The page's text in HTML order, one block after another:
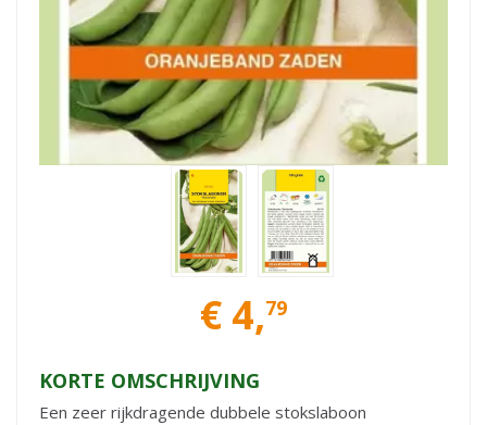
€ 4,79
KORTE OMSCHRIJVING
Een zeer rijkdragende dubbele stokslaboon